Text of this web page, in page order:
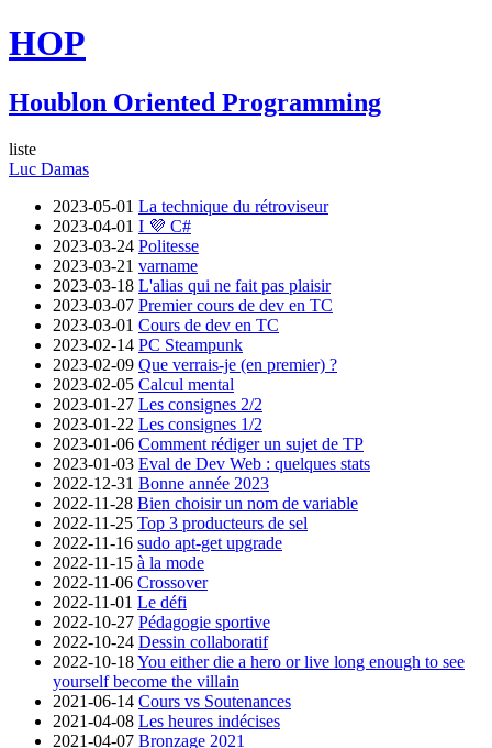
HOP
Houblon Oriented Programming
liste
Luc Damas
2023-05-01 La technique du rétroviseur
2023-04-01 I 💜 C#
2023-03-24 Politesse
2023-03-21 varname
2023-03-18 L'alias qui ne fait pas plaisir
2023-03-07 Premier cours de dev en TC
2023-03-01 Cours de dev en TC
2023-02-14 PC Steampunk
2023-02-09 Que verrais-je (en premier) ?
2023-02-05 Calcul mental
2023-01-27 Les consignes 2/2
2023-01-22 Les consignes 1/2
2023-01-06 Comment rédiger un sujet de TP
2023-01-03 Eval de Dev Web : quelques stats
2022-12-31 Bonne année 2023
2022-11-28 Bien choisir un nom de variable
2022-11-25 Top 3 producteurs de sel
2022-11-16 sudo apt-get upgrade
2022-11-15 à la mode
2022-11-06 Crossover
2022-11-01 Le défi
2022-10-27 Pédagogie sportive
2022-10-24 Dessin collaboratif
2022-10-18You either die a hero or live long enough to see
yourself become the villain
2021-06-14 Cours vs Soutenances
2021-04-08 Les heures indécises
2021-04-07 Bronzage 2021